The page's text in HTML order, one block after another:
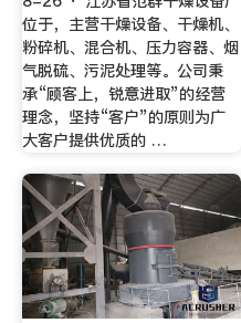
位于，主营干燥设备、干燥机、
粉碎机、混合机、压力容器、烟
气脱硫、污泥处理等。公司秉
承“顾客上，锐意进取”的经营
理念，坚持“客户”的原则为广
大客户提供优质的 …